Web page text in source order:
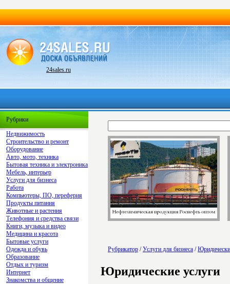
24sales.ru
Рубрики
Недвижимость
Строительство и ремонт
Оборудование
Авто, мото, техника
Бытовая техника и электроника
Мебель, интерьер
Услуги для бизнеса
Работа
Компьютеры, ПО, переферия
Продукты питания
Животные и растения
Телефония и средства связи
Книги, музыка и видео
Медицина и красота
Бытовые услуги
Одежда и обувь
Образование
Отдых и туризм
Интернет
Знакомства и общение
Рубрикатор /Услуги для бизнеса /
Юридические услуги